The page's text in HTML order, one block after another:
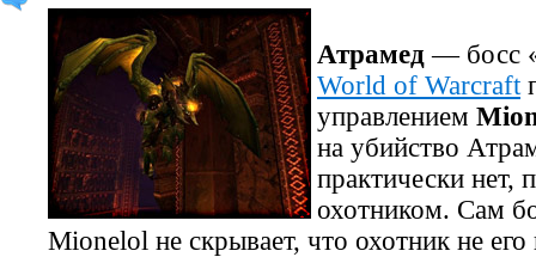
Атрамед — босс
World of Warcraft
управлением
на убийство
практически нет,
охотником. Сам
Mionelol не скрывает, что охотник не его